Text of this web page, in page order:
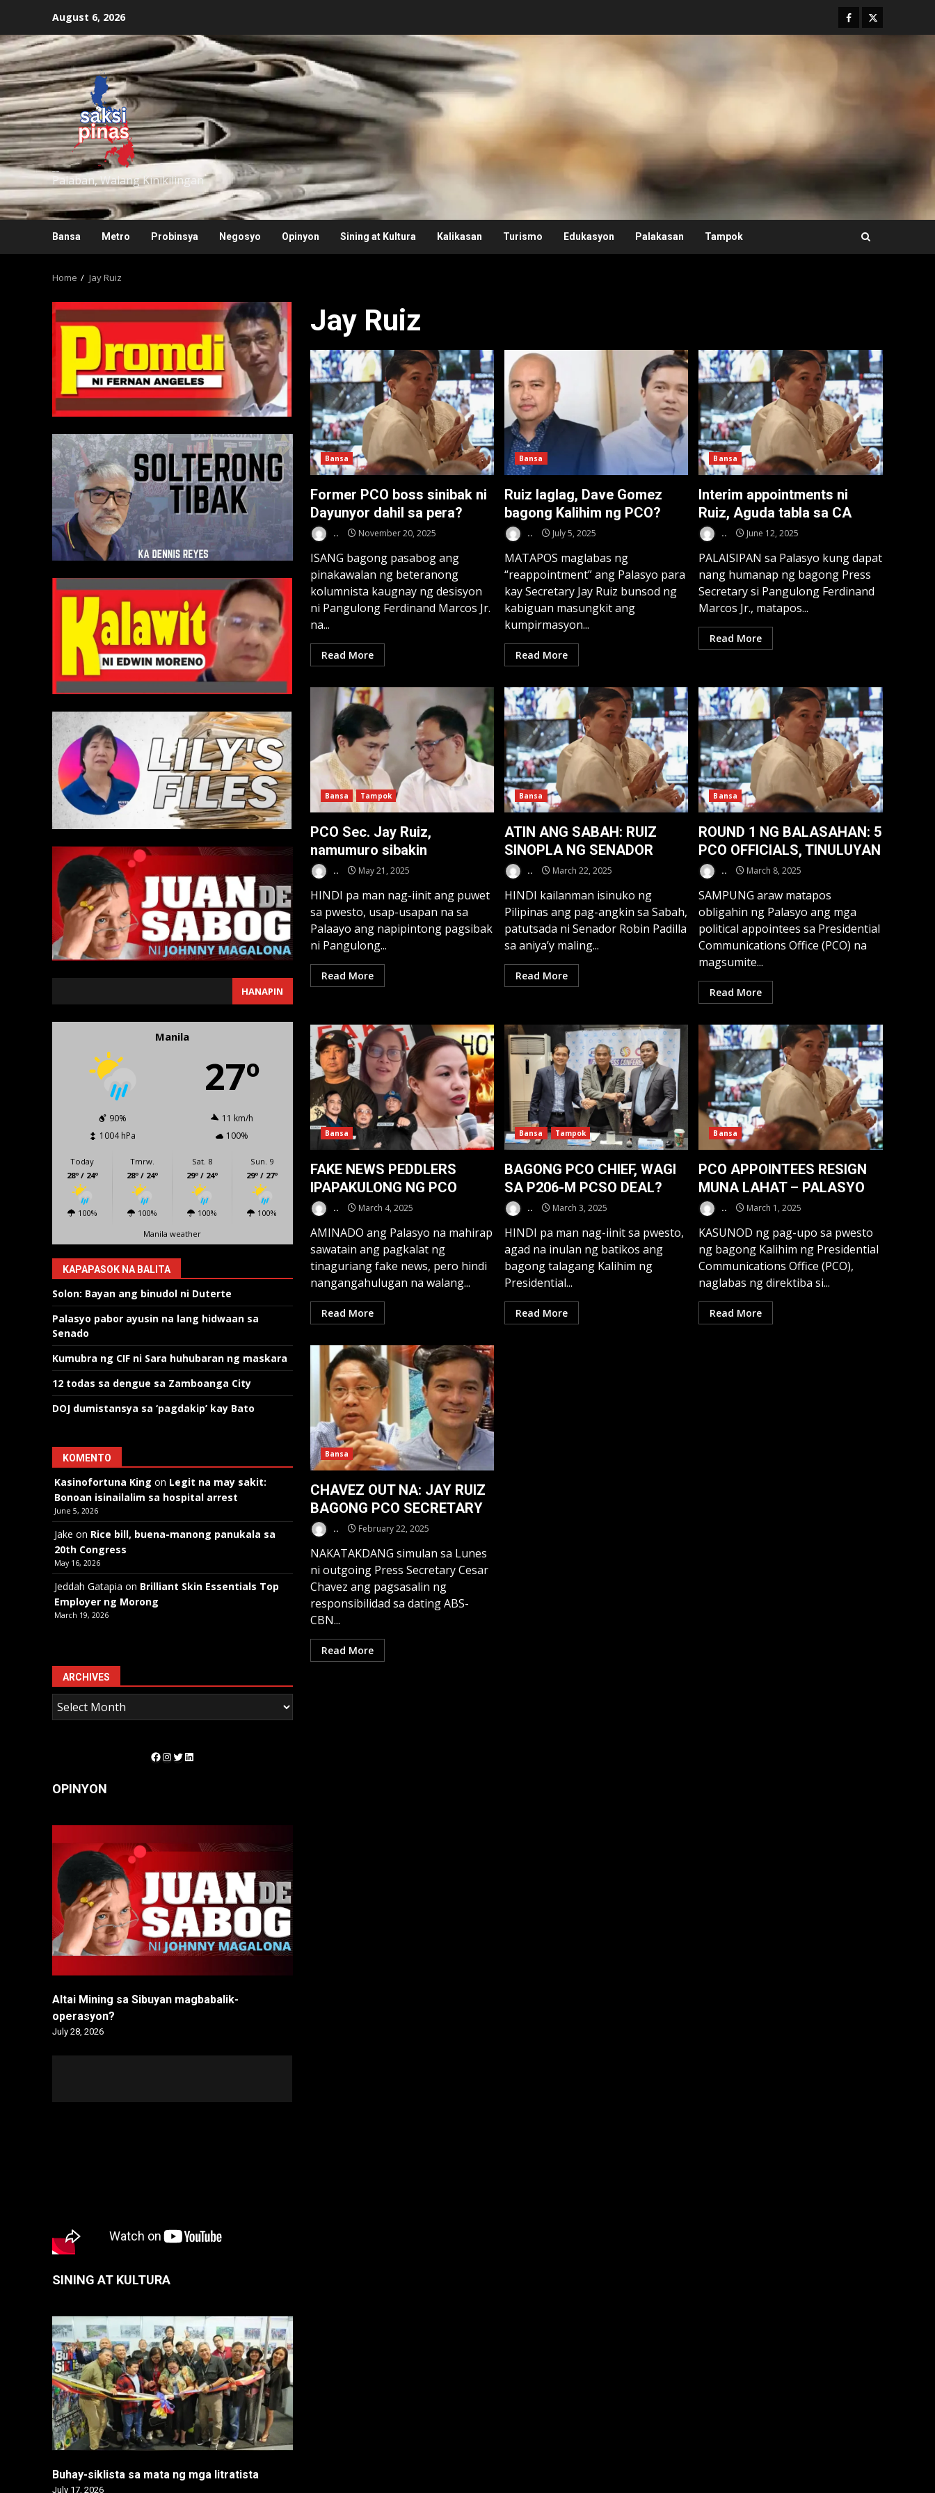
content
August 6, 2026 Facebook
Twitter
Palaban, Walang Kinikilingan
Bansa Metro Probinsya Negosyo Opinyon Sining at Kultura Kalikasan Turismo Edukasyon Palakasan Tampok
Home Jay Ruiz
Jay Ruiz
Bansa
Former PCO boss sinibak ni
Dayunyor dahil sa pera?
.. November 20, 2025
ISANG bagong pasabog ang
pinakawalan ng beteranong
kolumnista kaugnay ng desisyon
ni Pangulong Ferdinand Marcos Jr.
na...
Read More
Bansa
Ruiz laglag, Dave Gomez
bagong Kalihim ng PCO?
.. July 5, 2025
MATAPOS maglabas ng
“reappointment” ang Palasyo para
kay Secretary Jay Ruiz bunsod ng
kabiguan masungkit ang
kumpirmasyon...
Read More
Bansa
Interim appointments ni
Ruiz, Aguda tabla sa CA
.. June 12, 2025
PALAISIPAN sa Palasyo kung dapat
nang humanap ng bagong Press
Secretary si Pangulong Ferdinand
Marcos Jr., matapos...
Read More
Bansa Tampok
PCO Sec. Jay Ruiz,
namumuro sibakin
.. May 21, 2025
HINDI pa man nag-iinit ang puwet
sa pwesto, usap-usapan na sa
Palaayo ang napipintong pagsibak
ni Pangulong...
Read More
Bansa
ATIN ANG SABAH: RUIZ
SINOPLA NG SENADOR
.. March 22, 2025
HINDI kailanman isinuko ng
Pilipinas ang pag-angkin sa Sabah,
patutsada ni Senador Robin Padilla
sa aniya’y maling...
Read More
Bansa
ROUND 1 NG BALASAHAN: 5
PCO OFFICIALS, TINULUYAN
.. March 8, 2025
SAMPUNG araw matapos
obligahin ng Palasyo ang mga
political appointees sa Presidential
Communications Office (PCO) na
magsumite...
Read More
Bansa
FAKE NEWS PEDDLERS
IPAPAKULONG NG PCO
.. March 4, 2025
AMINADO ang Palasyo na mahirap
sawatain ang pagkalat ng
tinaguriang fake news, pero hindi
nangangahulugan na walang...
Read More
Bansa Tampok
BAGONG PCO CHIEF, WAGI
SA P206-M PCSO DEAL?
.. March 3, 2025
HINDI pa man nag-iinit sa pwesto,
agad na inulan ng batikos ang
bagong talagang Kalihim ng
Presidential...
Read More
Bansa
PCO APPOINTEES RESIGN
MUNA LAHAT – PALASYO
.. March 1, 2025
KASUNOD ng pag-upo sa pwesto
ng bagong Kalihim ng Presidential
Communications Office (PCO),
naglabas ng direktiba si...
Read More
Bansa
CHAVEZ OUT NA: JAY RUIZ
BAGONG PCO SECRETARY
.. February 22, 2025
NAKATAKDANG simulan sa Lunes
ni outgoing Press Secretary Cesar
Chavez ang pagsasalin ng
responsibilidad sa dating ABS-
CBN...
Read More
HANAPIN
Manila
27º
90%
11 km/h
1004 hPa
100%
Today
28º / 24º
100%
Tmrw.
28º / 24º
100%
Sat. 8
29º / 24º
100%
Sun. 9
29º / 27º
100%
Manila weather
KAPAPASOK NA BALITA
Solon: Bayan ang binudol ni Duterte
Palasyo pabor ayusin na lang hidwaan sa
Senado
Kumubra ng CIF ni Sara huhubaran ng maskara
12 todas sa dengue sa Zamboanga City
DOJ dumistansya sa ‘pagdakip’ kay Bato
KOMENTO
Kasinofortuna King on Legit na may sakit:
Bonoan isinailalim sa hospital arrest
June 5, 2026
Jake on Rice bill, buena-manong panukala sa
20th Congress
May 16, 2026
Jeddah Gatapia on Brilliant Skin Essentials Top
Employer ng Morong
March 19, 2026
ARCHIVES
Facebook
Instagram
Twitter
LinkedIn
OPINYON
Altai Mining sa Sibuyan magbabalik-
operasyon?
July 28, 2026
SINING AT KULTURA
Buhay-siklista sa mata ng mga litratista
July 17, 2026